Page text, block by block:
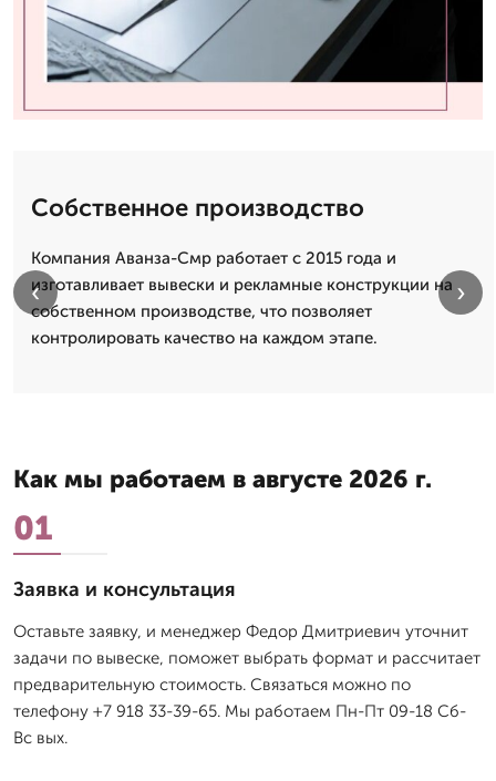
Собственное производство
Компания Аванза-Смр работает с 2015 года и
изготавливает вывески и рекламные конструкции на
собственном производстве, что позволяет
контролировать качество на каждом этапе.
‹ ›
Как мы работаем в августе 2026 г.
01
Заявка и консультация
Оставьте заявку, и менеджер Федор Дмитpиевич уточнит
задачи по вывеске, поможет выбрать формат и рассчитает
предварительную стоимость. Связаться можно по
телефону +7 918 33-39-65. Мы работаем Пн-Пт 09-18 Сб-
Вс вых.